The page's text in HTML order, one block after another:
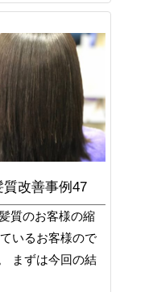
改善事例47
質のお客様の縮
いるお客様ので
まずは今回の結